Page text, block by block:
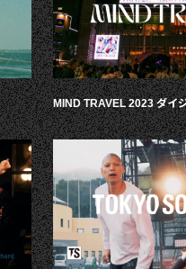
MIND TRAVEL 2023 ダイ